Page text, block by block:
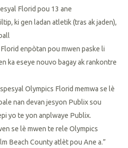
Florid pou 13 ane
ki gen ladan atletik (tras ak jaden),
enpòtan pou mwen paske li
ka eseye nouvo bagay ak rankontre
Olympics Florid memwa se lè
nan devan jesyon Publix sou
yo te yon anplwaye Publix.
se lè mwen te rele Olympics
Beach County atlèt pou Ane a.”